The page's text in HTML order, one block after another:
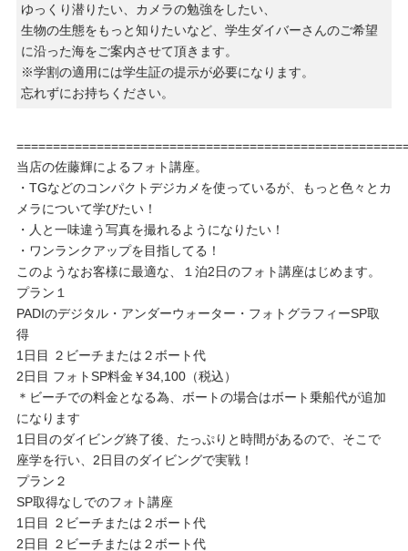
ゆっくり潜りたい、カメラの勉強をしたい、
生物の生態をもっと知りたいなど、学生ダイバーさんのご希望
に沿った海をご案内させて頂きます。
※学割の適用には学生証の提示が必要になります。
忘れずにお持ちください。
当店の佐藤輝によるフォト講座。
・TGなどのコンパクトデジカメを使っているが、もっと色々とカ
メラについて学びたい！
・人と一味違う写真を撮れるようになりたい！
・ワンランクアップを目指してる！
このようなお客様に最適な、１泊2日のフォト講座はじめます。
プラン１
PADIのデジタル・アンダーウォーター・フォトグラフィーSP取
得
1日目 ２ビーチまたは２ボート代
2日目 フォトSP料金￥34,100（税込）
＊ビーチでの料金となる為、ボートの場合はボート乗船代が追加
になります
1日目のダイビング終了後、たっぷりと時間があるので、そこで
座学を行い、2日目のダイビングで実戦！
プラン２
SP取得なしでのフォト講座
1日目 ２ビーチまたは２ボート代
2日目 ２ビーチまたは２ボート代